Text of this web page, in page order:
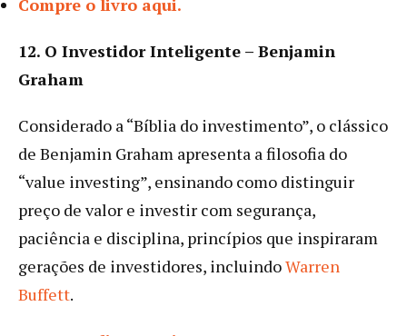
Compre o livro aqui.
12. O Investidor Inteligente – Benjamin
Graham
Considerado a “Bíblia do investimento”, o clássico
de Benjamin Graham apresenta a filosofia do
“value investing”, ensinando como distinguir
preço de valor e investir com segurança,
paciência e disciplina, princípios que inspiraram
gerações de investidores, incluindoWarren
Buffett.